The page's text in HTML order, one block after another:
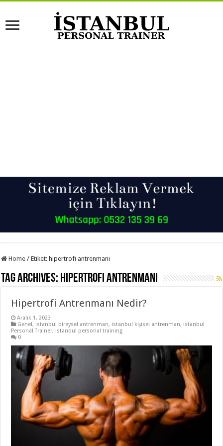
Home / Etiket: hipertrofi antrenmanı
Tag Archives: hipertrofi antrenmanı
Hipertrofi Antrenmanı Nedir?
Aralık 1, 2023
Genel, istanbul bireysel antrenman, istanbul kişisel antrenman, istanbul
Personal Trainer, istanbul personal training
0